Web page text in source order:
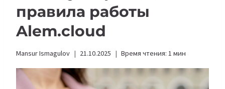
правила работы
Alem.cloud
Mansur Ismagulov 21.10.2025 Время чтения: 1 мин